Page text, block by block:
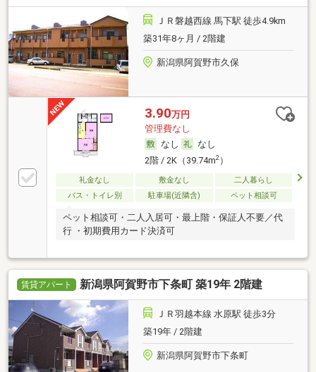
ＪＲ磐越西線 馬下駅 徒歩4.9km
築31年8ヶ月 / 2階建
新潟県阿賀野市久保
3.90万円
管理費なし
なし
なし
2階 / 2K（39.74m2）
礼金なし 敷金なし
二人暮らし
バス・トイレ別
駐車場(近隣含) ペット相談可
ペット相談可・二人入居可・最上階・保証人不要／代
行 ・初期費用カード決済可
賃貸アパート 新潟県阿賀野市下条町 築19年 2階建
ＪＲ羽越本線 水原駅 徒歩3分
築19年 / 2階建
新潟県阿賀野市下条町